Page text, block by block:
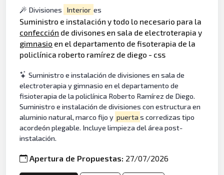
Divisiones Interior es
Suministro e instalación y todo lo necesario para la
confección de divisones en sala de electroterapia y
gimnasio en el departamento de fisoterapia de la
policlínica roberto ramírez de diego - css
Suministro e instalación de divisiones en sala de
electroterapia y gimnasio en el departamento de
fisioterapia de la policlínica Roberto Ramírez de Diego.
Suministro e instalación de divisiones con estructura en
aluminio natural, marco fijo y puertas corredizas tipo
acordeón plegable. Incluye limpieza del área post-
instalación.
Apertura de Propuestas: 27/07/2026